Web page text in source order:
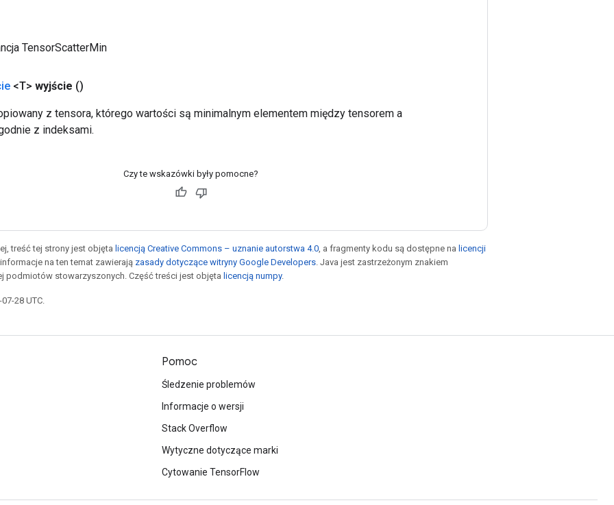
TensorScatterMin
<T> wyjście ()
z tensora, którego wartości są minimalnym elementem między tensorem a
z indeksami.
Czy te wskazówki były pomocne?
treść tej strony jest objęta licencją Creative Commons – uznanie autorstwa 4.0 , a fragmenty kodu są dostępne na licencji
informacje na ten temat zawierają zasady dotyczące witryny Google Developers . Java jest zastrzeżonym znakiem
podmiotów stowarzyszonych. Część treści jest objęta licencją numpy.
28 UTC.
Pomoc
Śledzenie problemów
Informacje o wersji
Stack Overflow
Wytyczne dotyczące marki
Cytowanie TensorFlow